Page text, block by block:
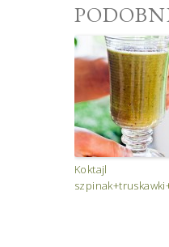
Koktajl